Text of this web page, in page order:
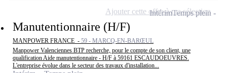
Manutentionnaire (H/F)
MANPOWER FRANCE - 59 - MARCQ-EN-BARŒUL
Manpower Valenciennes BTP recherche, pour le compte de son client, une
qualification Aide manutentionnaire - H/F à 59161 ESCAUDOEUVRES.
L'entreprise évolue dans le secteur des travaux d'installation...
IntérimTemps plein
Ajouter cette offre à ma sélection